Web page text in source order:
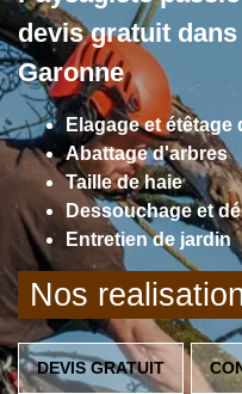
devis gratuit
Garonne
Elagage et étêtage
Abattage d'arbres
Taille de haie
Dessouchage et
Entretien de jardin
Nos
DEVIS GRATUIT